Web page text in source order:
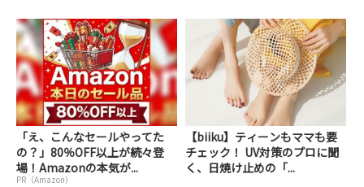
「え、こんなセールやってた
の？」80％OFF以上が続々登
場！Amazonの本気が...
PR（Amazon）
【biiku】ティーンもママも要
チェック！ UV対策のプロに聞
く、日焼け止めの「...